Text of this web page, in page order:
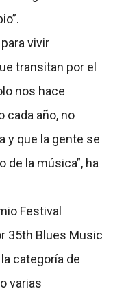
vivir
transitan por el
nos hace
cada año, no
y que la gente se
de la música”, ha
Festival
35th Blues Music
categoría de
varias